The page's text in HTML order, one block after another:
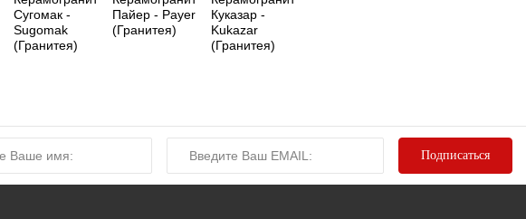
Сугомак -
Sugomak
(Гранитея)
Пайер - Payer
(Гранитея)
Куказар -
Kukazar
(Гранитея)